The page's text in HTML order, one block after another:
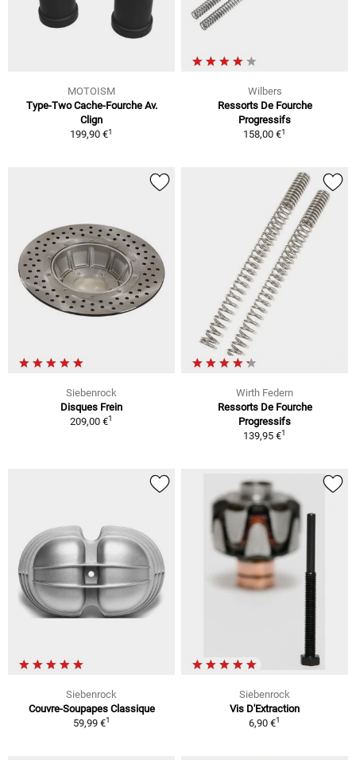
MOTOISM
Type-Two Cache-Fourche Av.
Clign
199,90 €1
Wilbers
Ressorts De Fourche
Progressifs
158,00 €1
Siebenrock
Disques Frein
209,00 €1
Wirth Federn
Ressorts De Fourche
Progressifs
139,95 €1
Siebenrock
Couvre-Soupapes Classique
59,99 €1
Siebenrock
Vis D'Extraction
6,90 €1